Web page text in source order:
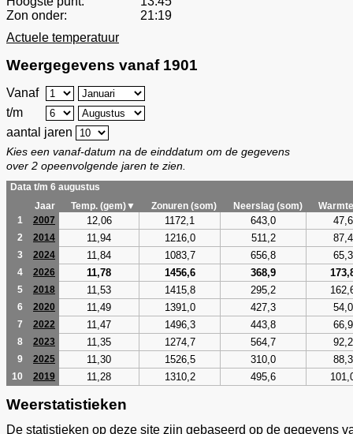
Zon onder:
21:19
Actuele temperatuur
Weergegevens vanaf 1901
Vanaf
t/m
aantal jaren
Kies een vanaf-datum na de einddatum om de gegevens
over 2 opeenvolgende jaren te zien.
Data t/m 6 augustus
Jaar
Temp. (gem)▼ Zonuren (som) Neerslag (som)
1
2007 12,06 1172,1 643,0 47,6
2 2014 11,94 1216,0 511,2 87,4
3 2024 11,84 1083,7 656,8 65,3
4 2026 11,78 1456,6 368,9
5 2018 11,53 1415,8 295,2
6 2020 11,49 1391,0 427,3 54,0
7 2022 11,47 1496,3 443,8 66,9
8 2023 11,35 1274,7 564,7 92,2
9 2025 11,30 1526,5 310,0 88,3
10 2019 11,28 1310,2 495,6
Weerstatistieken
De statistieken op deze site zijn gebaseerd op de gegevens